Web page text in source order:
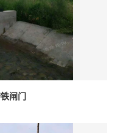
闸门